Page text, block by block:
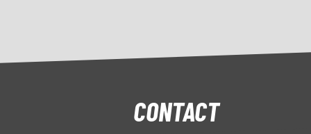
CONTACT